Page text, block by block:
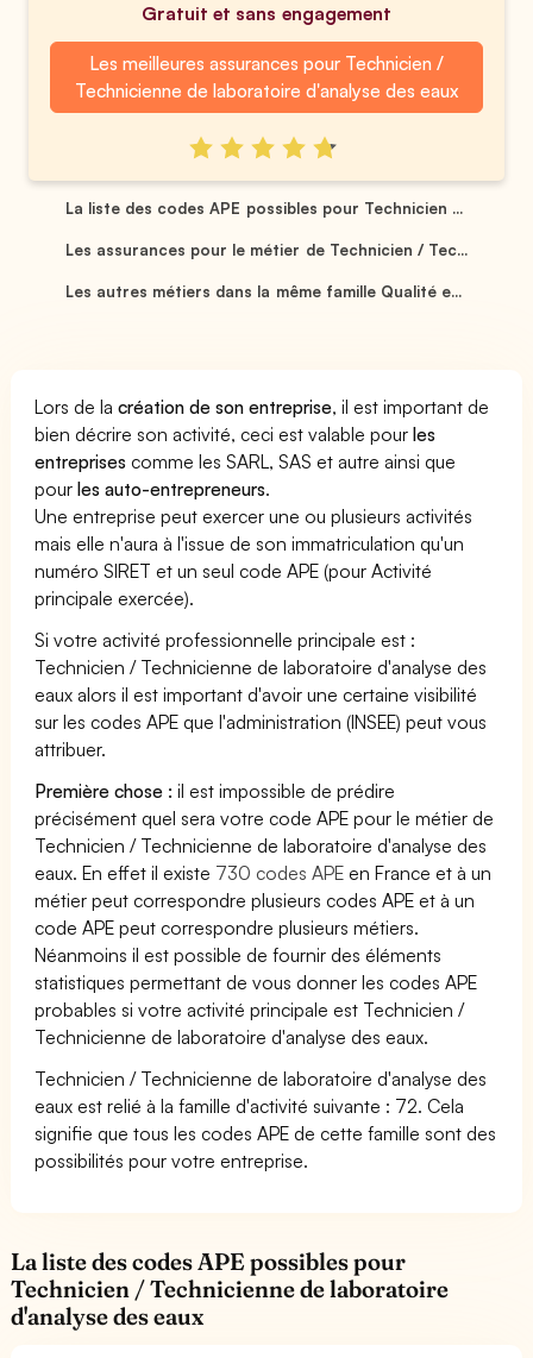
Gratuit et sans engagement
Les meilleures assurances pour Technicien /
Technicienne de laboratoire d'analyse des eaux
La liste des codes APE possibles pour Technicien ...
Les assurances pour le métier de Technicien / Tec...
Les autres métiers dans la même famille Qualité e...
Lors de lacréation de son entreprise, il est important de
bien décrire son activité, ceci est valable pourles
entreprises comme les SARL, SAS et autre ainsi que
pourles auto-entrepreneurs.
Une entreprise peut exercer une ou plusieurs activités
mais elle n'aura à l'issue de son immatriculation qu'un
numéro SIRET et un seul code APE (pour Activité
principale exercée).
Si votre activité professionnelle principale est :
Technicien / Technicienne de laboratoire d'analyse des
eaux alors il est important d'avoir une certaine visibilité
sur les codes APE que l'administration (INSEE) peut vous
attribuer.
Première chose : il est impossible de prédire
précisément quel sera votre code APE pour le métier de
Technicien / Technicienne de laboratoire d'analyse des
eaux. En effet il existe 730 codes APE en France et à un
métier peut correspondre plusieurs codes APE et à un
code APE peut correspondre plusieurs métiers.
Néanmoins il est possible de fournir des éléments
statistiques permettant de vous donner les codes APE
probables si votre activité principale est Technicien /
Technicienne de laboratoire d'analyse des eaux.
Technicien / Technicienne de laboratoire d'analyse des
eaux est relié à la famille d'activité suivante : 72. Cela
signifie que tous les codes APE de cette famille sont des
possibilités pour votre entreprise.
La liste des codes APE possibles pour
Technicien / Technicienne de laboratoire
d'analyse des eaux